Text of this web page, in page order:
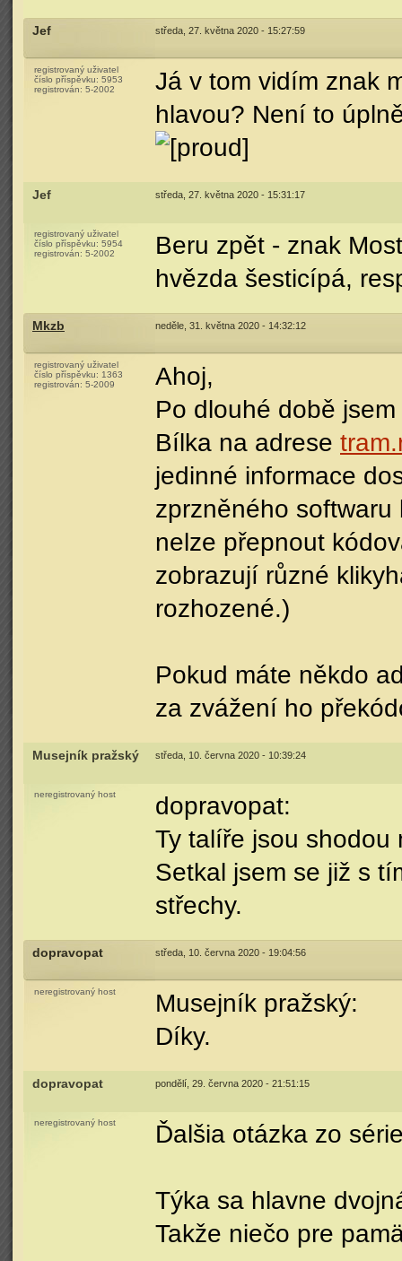
Jef středa, 27. května 2020 - 15:27:59
registrovaný uživatel
číslo příspěvku: 5953
registrován: 5-2002
Já v tom vidím znak
hlavou? Není to
Jef středa, 27. května 2020 - 15:31:17
registrovaný uživatel
číslo příspěvku: 5954
registrován: 5-2002
Beru zpět - znak
hvězda šesticípá,
Mkzb neděle, 31. května 2020 - 14:32:12
registrovaný uživatel
číslo příspěvku: 1363
registrován: 5-2009
Ahoj,
Po dlouhé době
Bílka na adrese
jedinné informace
zprzněného
nelze přepnout
zobrazují různé
rozhozené.)
Pokud máte někdo
za zvážení ho
Musejník pražský středa, 10. června 2020 - 10:39:24
neregistrovaný host
dopravopat:
Ty talíře jsou
Setkal jsem se již s
střechy.
dopravopat středa, 10. června 2020 - 19:04:56
neregistrovaný host
Musejník pražský:
Díky.
dopravopat pondělí, 29. června 2020 - 21:51:15
neregistrovaný host Ďalšia otázka zo
Týka sa hlavne
Takže niečo pre